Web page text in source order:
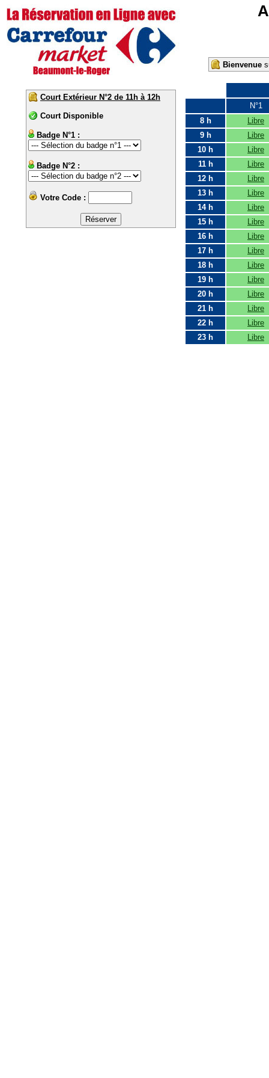
Bienvenue
Court Extérieur N°2 de 11h à 12h
Court Disponible
Badge N°1 :
Badge N°2 :
Votre Code :
N°1
8 h
Libre
9 h
Libre
10 h
Libre
11 h
Libre
12 h
Libre
13 h
Libre
14 h
Libre
15 h
Libre
16 h
Libre
17 h
Libre
18 h
Libre
19 h
Libre
20 h
Libre
21 h
Libre
22 h
Libre
23 h
Libre